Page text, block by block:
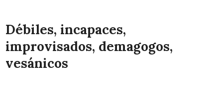
Débiles, incapaces,
improvisados, demagogos,
vesánicos